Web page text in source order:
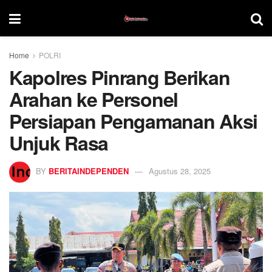
Home POLRI
Kapolres Pinrang Berikan
Arahan ke Personel
Persiapan Pengamanan Aksi
Unjuk Rasa
BY BERITAINDEPENDEN Agustus 28, 2025